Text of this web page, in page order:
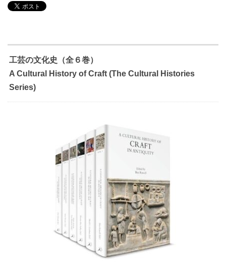
工芸の文化史（全６巻）
A Cultural History of Craft (The Cultural Histories
Series)